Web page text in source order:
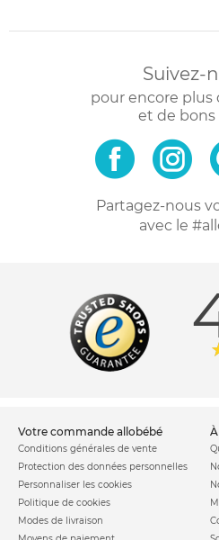
Suivez-
pour encore plus
et de bons
Partagez-nous
avec le
votre commande allobébé
Conditions générales de vente
Protection des données personnelles
Personnaliser les cookies
Politique de cookies
Modes de livraison